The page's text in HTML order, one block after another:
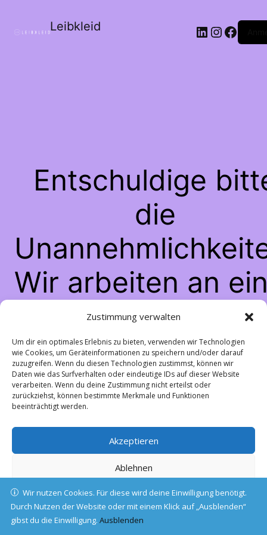
Zustimmung verwalten
Um dir ein optimales Erlebnis zu bieten, verwenden wir Technologien
wie Cookies, um Geräteinformationen zu speichern und/oder darauf
zuzugreifen. Wenn du diesen Technologien zustimmst, können wir
Daten wie das Surfverhalten oder eindeutige IDs auf dieser Website
verarbeiten. Wenn du deine Zustimmung nicht erteilst oder
zurückziehst, können bestimmte Merkmale und Funktionen
beeinträchtigt werden.
Akzeptieren
Ablehnen
Einstellungen ansehen
Cookie-RichtlinieDatenschutz
Leibkleid LinkedIn
Entschuldige
die
Wir arbeiten an
großartigen
schau bald
vorbei!
Wir nutzen Cookies. Für diese wird deine Einwilligung benötigt.
Durch Nutzen der Website oder mit einem Klick auf „Ausblenden“
gibst du die Einwilligung.Ausblenden